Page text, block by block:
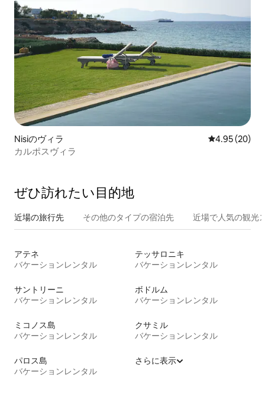
Nisiのヴィラ レビュー20
4.95 (20)
カルポスヴィラ
ぜひ訪⁠れ⁠た⁠い目⁠的⁠地
近場の旅行先 その他のタ⁠イ⁠プ⁠の宿⁠泊⁠先 近場で人気の観光
アテネ
バケーションレンタル
テッサロニキ
バケーションレンタル
サントリーニ
バケーションレンタル
ボドルム
バケーションレンタル
ミコノス島
バケーションレンタル
クサミル
バケーションレンタル
パロス島
バケーションレンタル
さらに表示